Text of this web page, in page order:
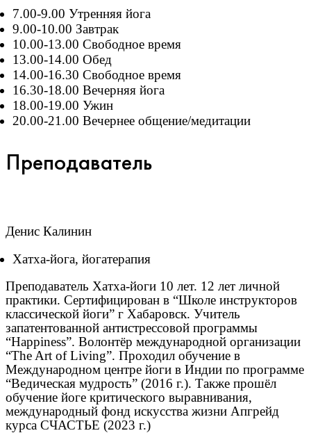
7.00-9.00 Утренняя йога
9.00-10.00 Завтрак
10.00-13.00 Свободное время
13.00-14.00 Обед
14.00-16.30 Свободное время
16.30-18.00 Вечерняя йога
18.00-19.00 Ужин
20.00-21.00 Вечернее общение/медитации
Преподаватель
Денис Калинин
Хатха-йога, йогатерапия
Преподаватель Хатха-йоги 10 лет. 12 лет личной
практики. Сертифицирован в “Школе инструкторов
классической йоги” г Хабаровск. Учитель
запатентованной антистрессовой программы
“Happiness”. Волонтёр международной организации
“The Art of Living”. Проходил обучение в
Международном центре йоги в Индии по программе
“Ведическая мудрость” (2016 г.). Также прошёл
обучение йоге критического выравнивания,
международный фонд искусства жизни Апгрейд
курса СЧАСТЬЕ (2023 г.)